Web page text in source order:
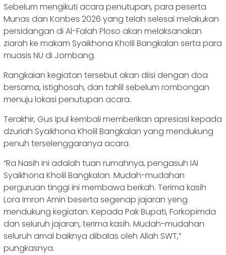
Sebelum mengikuti acara penutupan, para peserta
Munas dan Konbes 2026 yang telah selesai melakukan
persidangan di Al-Falah Ploso akan melaksanakan
ziarah ke makam Syaikhona Kholil Bangkalan serta para
muasis NU di Jombang.
Rangkaian kegiatan tersebut akan diisi dengan doa
bersama, istighosah, dan tahlil sebelum rombongan
menuju lokasi penutupan acara.
Terakhir, Gus Ipul kembali memberikan apresiasi kepada
dzuriah Syaikhona Kholil Bangkalan yang mendukung
penuh terselenggaranya acara.
“Ra Nasih ini adalah tuan rumahnya, pengasuh IAI
Syaikhona Kholil Bangkalan. Mudah-mudahan
perguruan tinggi ini membawa berkah. Terima kasih
Lora Imron Amin beserta segenap jajaran yeng
mendukung kegiatan. Kepada Pak Bupati, Forkopimda
dan seluruh jajaran, terima kasih. Mudah-mudahan
seluruh amal baiknya dibalas oleh Allah SWT,”
pungkasnya.